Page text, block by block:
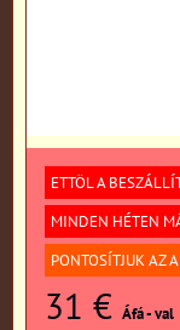
ETTÖL A
MINDEN HÉTEN
PONTOSÍTJUK AZ
31 € Áfá - val